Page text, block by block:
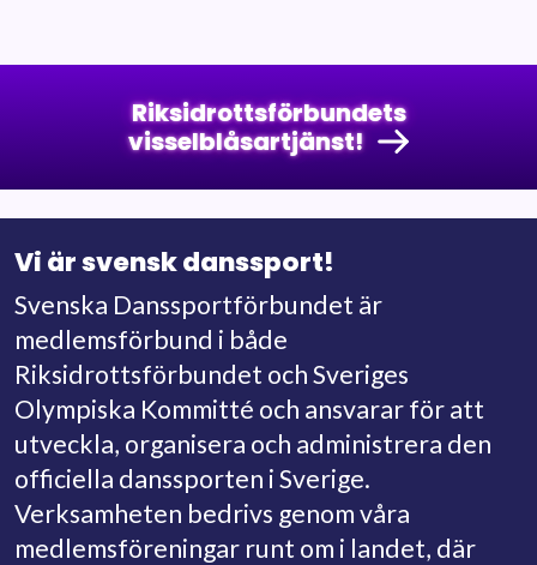
Riksidrottsförbundets
visselblåsartjänst!
Vi är svensk danssport!
Svenska Danssportförbundet är
medlemsförbund i både
Riksidrottsförbundet och Sveriges
Olympiska Kommitté och ansvarar för att
utveckla, organisera och administrera den
officiella danssporten i Sverige.
Verksamheten bedrivs genom våra
medlemsföreningar runt om i landet, där